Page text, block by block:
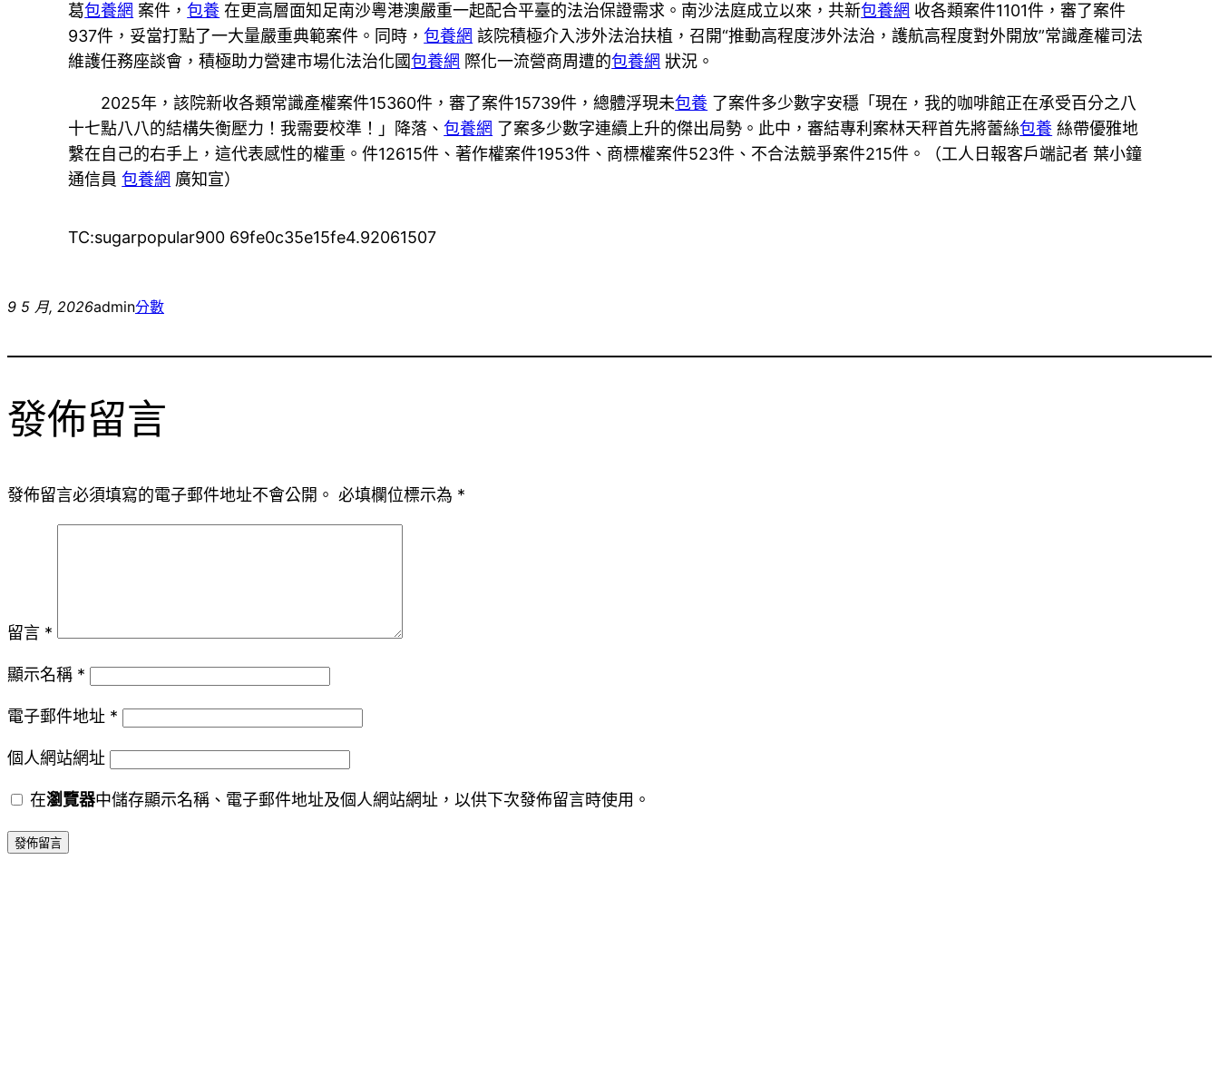
葛包養網 案件，包養 在更高層面知足南沙粵港澳嚴重一起配合平臺的法治保證需求。南沙法庭成立以來，共新包養網 收各類案件1101件，審了案件
937件，妥當打點了一大量嚴重典範案件。同時，包養網 該院積極介入涉外法治扶植，召開“推動高程度涉外法治，護航高程度對外開放”常識產權司法
維護任務座談會，積極助力營建市場化法治化國包養網 際化一流營商周遭的包養網 狀況。
2025年，該院新收各類常識產權案件15360件，審了案件15739件，總體浮現未包養 了案件多少數字安穩「現在，我的咖啡館正在承受百分之八
十七點八八的結構失衡壓力！我需要校準！」降落、包養網 了案多少數字連續上升的傑出局勢。此中，審結專利案林天秤首先將蕾絲包養 絲帶優雅地
繫在自己的右手上，這代表感性的權重。件12615件、著作權案件1953件、商標權案件523件、不合法競爭案件215件。（工人日報客戶端記者 葉小鐘
通信員包養網 廣知宣）
TC:sugarpopular900 69fe0c35e15fe4.92061507
9 5 月, 2026admin分數
發佈留言
發佈留言必須填寫的電子郵件地址不會公開。 必填欄位標示為 *
留言 *
顯示名稱 *
電子郵件地址 *
個人網站網址
在瀏覽器中儲存顯示名稱、電子郵件地址及個人網站網址，以供下次發佈留言時使用。